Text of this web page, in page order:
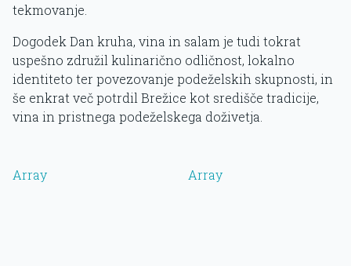
tekmovanje.
Dogodek Dan kruha, vina in salam je tudi tokrat
uspešno združil kulinarično odličnost, lokalno
identiteto ter povezovanje podeželskih skupnosti, in
še enkrat več potrdil Brežice kot središče tradicije,
vina in pristnega podeželskega doživetja.
Array Array